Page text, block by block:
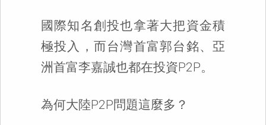
國際知名創投也拿著大把資金積
極投入，而台灣首富郭台銘、亞
洲首富李嘉誠也都在投資P2P。
為何大陸P2P問題這麼多？